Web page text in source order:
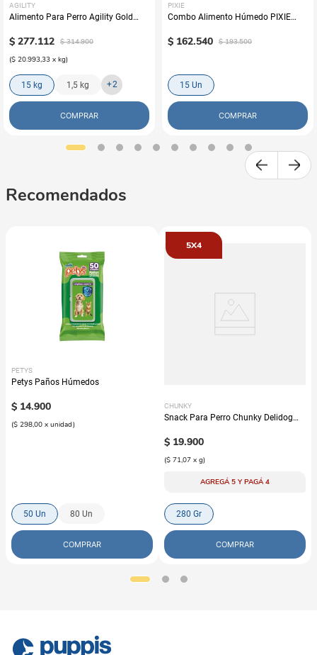
AGILITY
Alimento Para Perro Agility Gold
$ 277.112 $ 314.900
($ 20.993,33 x kg)
15 kg 1,5 kg +2
COMPRAR
PIXIE
Combo Alimento Húmedo PIXIE
$ 162.540 $ 193.500
15 Un
COMPRAR
Recomendados
PETYS
Petys Paños Húmedos
$ 14.900
($ 298,00 x unidad)
50 Un 80 Un
COMPRAR
5X4
CHUNKY
Snack Para Perro Chunky Delidog
$ 19.900
($ 71,07 x g)
AGREGÁ 5 Y PAGÁ 4
280 Gr
COMPRAR